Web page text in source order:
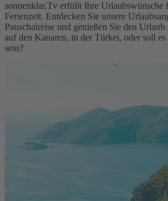
sonnenklar.Tv erfüllt Ihre Urlaubswünsche
Ferienzeit. Entdecken Sie unsere
Pauschalreise und genießen Sie den
auf den Kanaren, in der Türkei, oder soll
sein?